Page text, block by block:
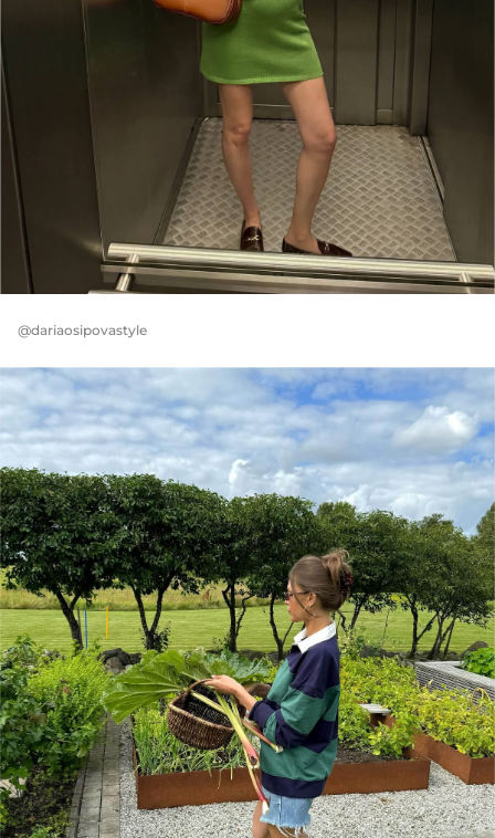
@dariaosipovastyle